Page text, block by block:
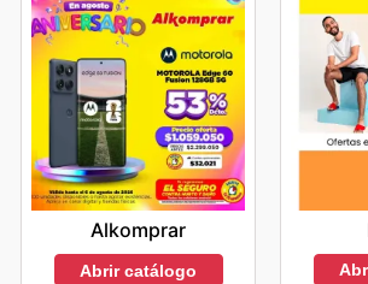
Alkomprar
Abrir catálogo